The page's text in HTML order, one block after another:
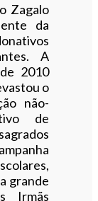
Zagalo
da
A
2010
o
não-
de
grande
Irmãs